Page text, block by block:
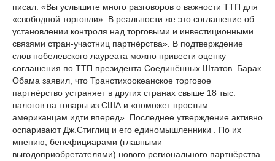
писал: «Вы услышите много разговоров о важности TТП для
«свободной торговли». В реальности же это соглашение об
установлении контроля над торговыми и инвестиционными
связями стран-участниц партнёрства». В подтверждение
слов нобелевского лауреата можно привести оценку
соглашения по ТТП президента Соединённых Штатов. Барак
Обама заявил, что Транстихоокеанское торговое
партнёрство устраняет в других странах свыше 18 тыс.
налогов на товары из США и «поможет простым
американцам идти вперед». Последнее утверждение активно
оспаривают Дж.Стиглиц и его единомышленники . По их
мнению, бенефициарами (главными
выгодоприобретателями) нового регионального партнёрства